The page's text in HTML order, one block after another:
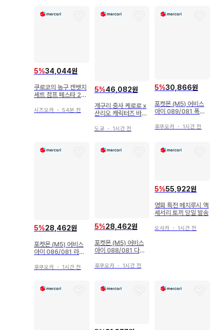
5%34,044원
쿠로코의 농구 캔뱃지
세트 점프 페스타 201
시즈오카 ・ 54분 전
5%46,082원
개구리 중사 케로로 x
산리오 캐릭터즈 바스
도쿄 ・ 1시간 전
5%30,866원
포켓몬 (M5) 어비스
아이 089/081 폭사
후쿠오카 ・ 1시간 전
5%28,462원
포켓몬 (M5) 어비스
아이 086/081 라이
후쿠오카 ・ 1시간 전
5%28,462원
포켓몬 (M5) 어비스
아이 088/081 다다
후쿠오카・ 1시간 전
5%55,922원
영화 특전 메지루시 액
세서리 토끼 당일 발송
오사카 ・ 1시간 전